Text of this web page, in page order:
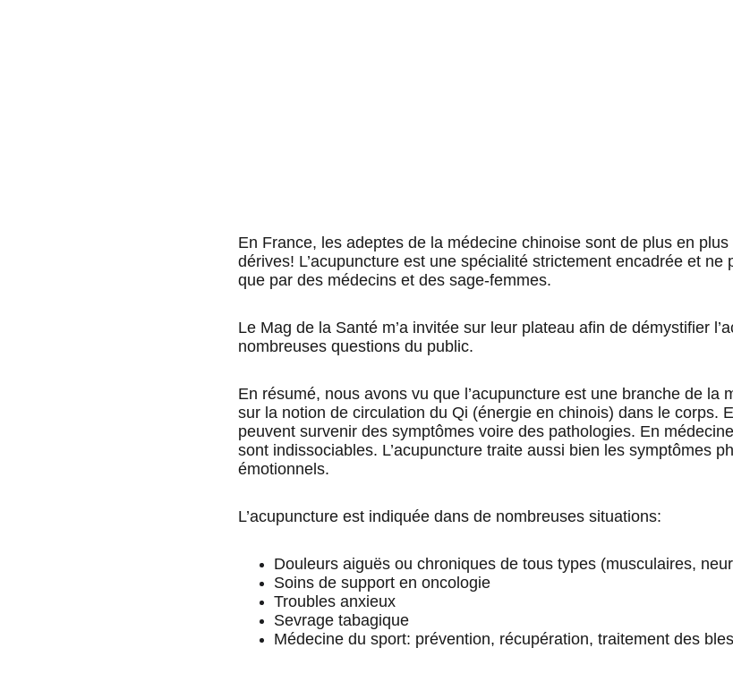
En France, les adeptes de la médecine chinoise sont de plus en
dérives! L’acupuncture est une spécialité strictement encadrée et
que par des médecins et des sage-femmes.
Le Mag de la Santé m’a invitée sur leur plateau afin de démystifier
nombreuses questions du public.
En résumé, nous avons vu que l’acupuncture est une branche de la
sur la notion de circulation du Qi (énergie en chinois) dans le corps.
peuvent survenir des symptômes voire des pathologies. En
sont indissociables. L’acupuncture traite aussi bien les symptômes
émotionnels.
L’acupuncture est indiquée dans de nombreuses situations:
Douleurs aiguës ou chroniques de tous types (musculaires,
Soins de support en oncologie
Troubles anxieux
Sevrage tabagique
Médecine du sport: prévention, récupération, traitement des